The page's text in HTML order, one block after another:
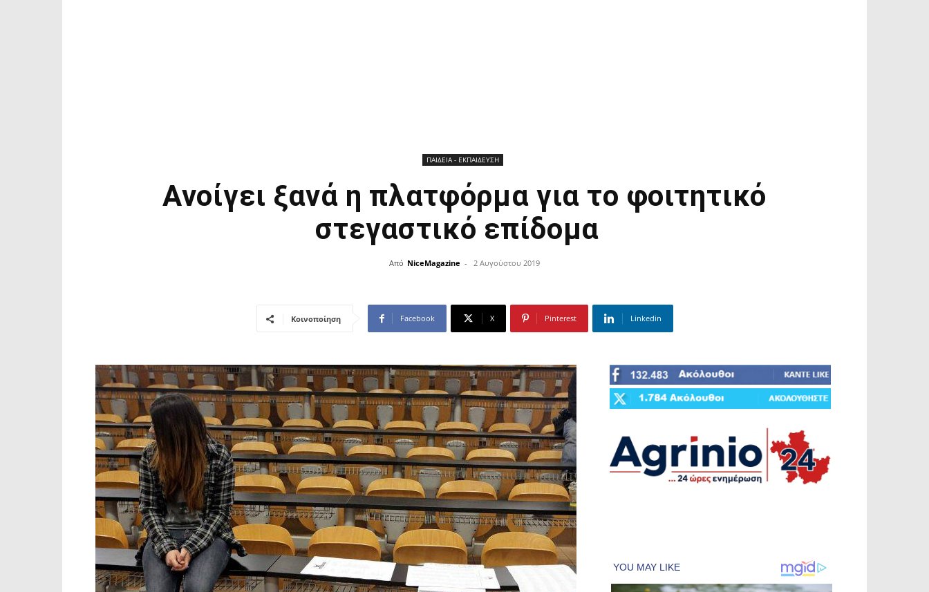
ΠΑΙΔΕΙΑ - ΕΚΠΑΙΔΕΥΣΗ
Ανοίγει ξανά η πλατφόρμα για το φοιτητικό
στεγαστικό επίδομα
Από NiceMagazine - 2 Αυγούστου 2019
Κοινοποίηση Facebook X Pinterest Linkedin